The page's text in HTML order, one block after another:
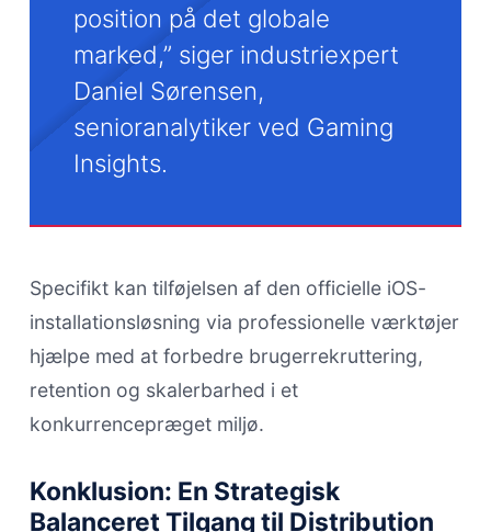
position på det globale
marked,” siger industriexpert
Daniel Sørensen,
senioranalytiker ved Gaming
Insights.
Specifikt kan tilføjelsen af den officielle iOS-
installationsløsning via professionelle værktøjer
hjælpe med at forbedre brugerrekruttering,
retention og skalerbarhed i et
konkurrencepræget miljø.
Konklusion: En Strategisk
Balanceret Tilgang til Distribution